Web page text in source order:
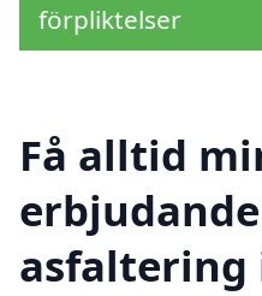
förpliktelser
Få alltid
asfaltering